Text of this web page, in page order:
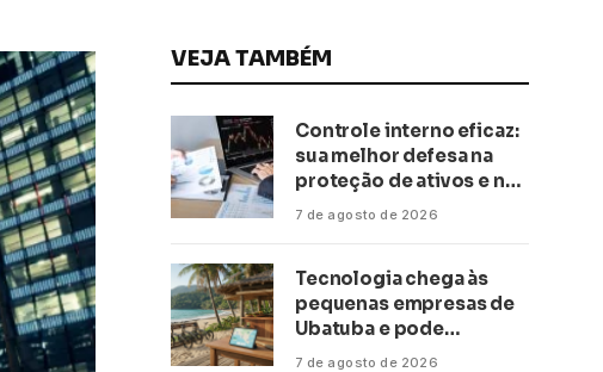
VEJA TAMBÉM
Controle interno eficaz:
sua melhor defesa na
proteção de ativos e na
saúde financeira!
7 de agosto de 2026
Tecnologia chega às
pequenas empresas de
Ubatuba e pode
transformar negócios
7 de agosto de 2026